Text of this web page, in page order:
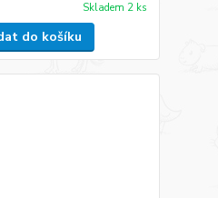
Skladem 2 ks
do košíku